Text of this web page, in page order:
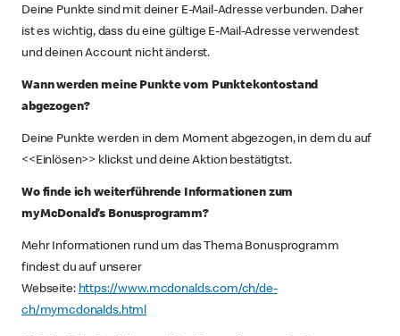
Deine Punkte sind mit deiner E-Mail-Adresse verbunden. Daher
ist es wichtig, dass du eine gültige E-Mail-Adresse verwendest
und deinen Account nicht änderst.
Wann werden meine Punkte vom Punktekontostand
abgezogen?
Deine Punkte werden in dem Moment abgezogen, in dem du auf
<<Einlösen>> klickst und deine Aktion bestätigtst.
Wo finde ich weiterführende Informationen zum
myMcDonald’s Bonusprogramm?
Mehr Informationen rund um das Thema Bonusprogramm
findest du auf unserer
Webseite: https://www.mcdonalds.com/ch/de-
ch/mymcdonalds.html